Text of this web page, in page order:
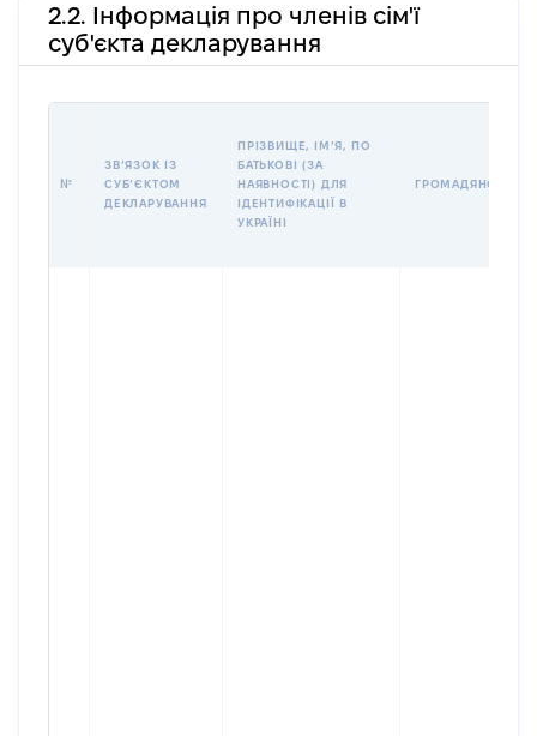
2.2. Інформація про членів сім'ї
суб'єкта декларування
№
ЗВʼЯЗОК ІЗ
СУБʼЄКТОМ
ДЕКЛАРУВАННЯ
ПРІЗВИЩЕ, ІМʼЯ, ПО
БАТЬКОВІ (ЗА
НАЯВНОСТІ) ДЛЯ
ІДЕНТИФІКАЦІЇ В
УКРАЇНІ
ГРОМАДЯНСТВО